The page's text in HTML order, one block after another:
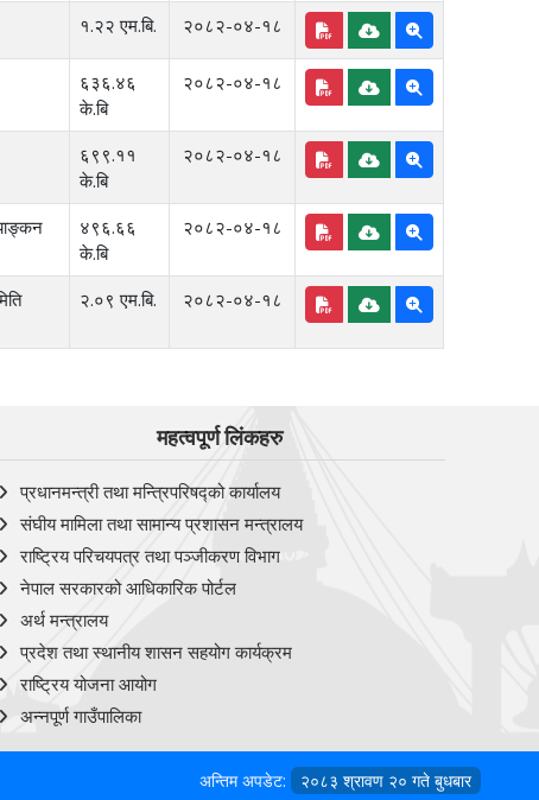
१.२२ एम.बि. २०८२-०४-१८
६३६.४६
के.बि
२०८२-०४-१८
६९९.११
के.बि
२०८२-०४-१८
४९६.६६
के.बि
२०८२-०४-१८
२.०९ एम.बि. २०८२-०४-१८
महत्वपूर्ण लिंकहरु
प्रधानमन्त्री तथा मन्त्रिपरिषद्को कार्यालय
संघीय मामिला तथा सामान्य प्रशासन मन्त्रालय
राष्ट्रिय परिचयपत्र तथा पञ्‍जीकरण विभाग
नेपाल सरकारको आधिकारिक पोर्टल
अर्थ मन्त्रालय
प्रदेश तथा स्थानीय शासन सहयोग कार्यक्रम
राष्ट्रिय योजना आयोग
अन्‍नपूर्ण गाउँपालिका
अन्तिम अपडेट: २०८३ श्रावण २० गते बुधबार